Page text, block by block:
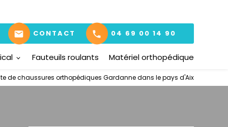
mail CONTACT phone 04 69 00 14 90
Fauteuils roulants Matériel orthopédique
de chaussures orthopédiques Gardanne dans le pays d'Aix